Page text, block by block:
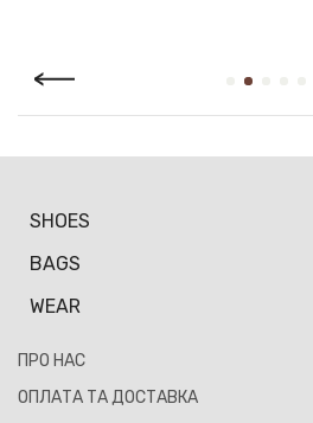
до Закону України «Про захист
SHOES
BAGS
WEAR
ПРО НАС
ОПЛАТА ТА ДОСТАВКА